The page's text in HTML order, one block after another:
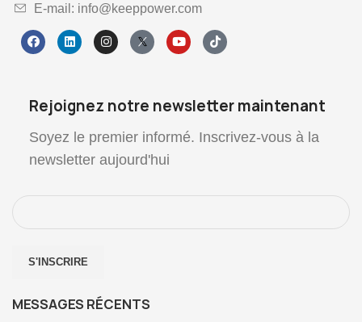
E-mail: info@keeppower.com
Rejoignez notre newsletter maintenant
Soyez le premier informé. Inscrivez-vous à la
newsletter aujourd'hui
MESSAGES RÉCENTS